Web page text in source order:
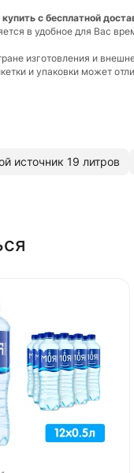
с бесплатной
в удобное для Вас
изготовления и
и упаковки может
источник 19 литров